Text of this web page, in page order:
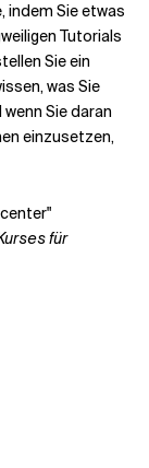
indem Sie etwas
Tutorials
Sie ein
was Sie
Sie daran
einzusetzen,
für